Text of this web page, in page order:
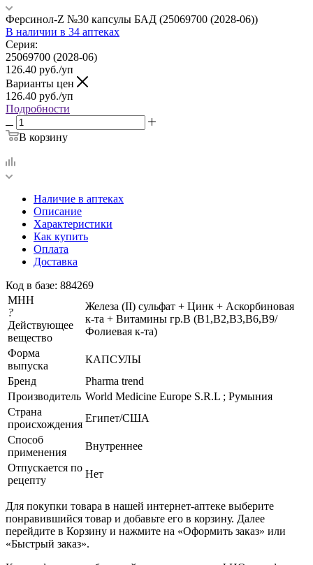
Ферсинол-Z №30 капсулы БАД (25069700 (2028-06))
В наличии в 34 аптеках
Серия:
25069700 (2028-06)
126.40 руб./уп
Варианты цен
126.40 руб./уп
Подробности
В корзину
Наличие в аптеках
Описание
Характеристики
Как купить
Оплата
Доставка
Код в базе: 884269
МНН
?
Действующее
вещество
Железа (II) сульфат + Цинк + Аскорбиновая
к-та + Витамины гр.В (В1,В2,В3,В6,В9/
Фолиевая к-та)
Форма
выпуска
КАПСУЛЫ
Бренд
Pharma trend
Производитель World Medicine Europe S.R.L ; Румыния
Страна
происхождения
Египет/США
Способ
применения
Внутреннее
Отпускается по
рецепту
Нет
Для покупки товара в нашей интернет-аптеке выберите
понравившийся товар и добавьте его в корзину. Далее
перейдите в Корзину и нажмите на «Оформить заказ» или
«Быстрый заказ».